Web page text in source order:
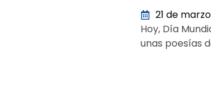
21 de
Hoy, Día
unas poesías